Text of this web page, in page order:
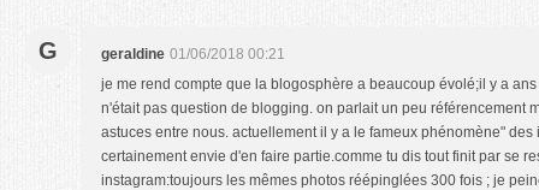
G geraldine 01/06/2018 00:21
je me rend compte que la blogosphère a beaucoup évolé;il y a
n'était pas question de blogging. on parlait un peu référencement
astuces entre nous. actuellement il y a le fameux phénomène"
certainement envie d'en faire partie.comme tu dis tout finit par se
instagram:toujours les mêmes photos réépinglées 300 fois ; je